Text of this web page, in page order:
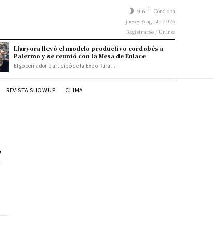
9.6 C Córdoba
jueves 6 agosto 2026
Registrarse / Unirse
Llaryora llevó el modelo productivo cordobés a
Palermo y se reunió con la Mesa de Enlace
El gobernador participó de la Expo Rural...
REVISTA SHOWUP CLIMA